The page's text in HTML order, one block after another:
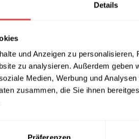
Details
und Anzeigen zu
zu analysieren. Außerdem geben
Medien, Werbung und
zusammen, die Sie ihnen
Taupe – 50 x 50 cm
IN
← 1 2